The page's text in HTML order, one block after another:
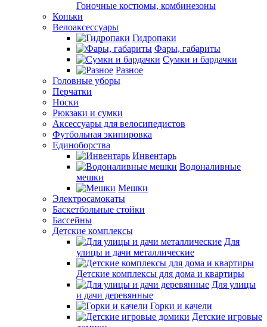
Гоночные костюмы, комбинезоны
Коньки
Велоаксессуары
Гидропаки
Фары, габариты
Сумки и бардачки
Разное
Головные уборы
Перчатки
Носки
Рюкзаки и сумки
Аксессуары для велосипедистов
Футбольная экипировка
Единоборства
Инвентарь
Водоналивные
мешки
Мешки
Электросамокаты
Баскетбольные стойки
Бассейны
Детские комплексы
Для
улицы и дачи металлические
Детские комплексы для дома и квартиры
Для улицы
и дачи деревянные
Горки и качели
Детские игровые